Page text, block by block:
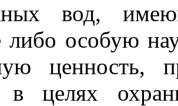
ных вод,
либо особуюн
ценность,
в целях